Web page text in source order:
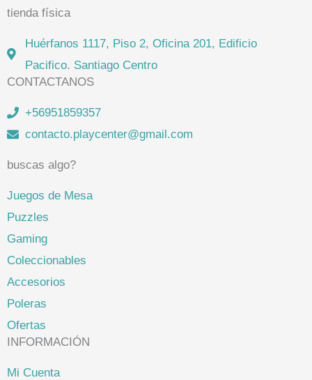
tienda física
Huérfanos 1117, Piso 2, Oficina 201, Edificio
Pacifico. Santiago Centro
CONTACTANOS
+56951859357
contacto.playcenter@gmail.com
buscas algo?
Juegos de Mesa
Puzzles
Gaming
Coleccionables
Accesorios
Poleras
Ofertas
INFORMACIÓN
Mi Cuenta